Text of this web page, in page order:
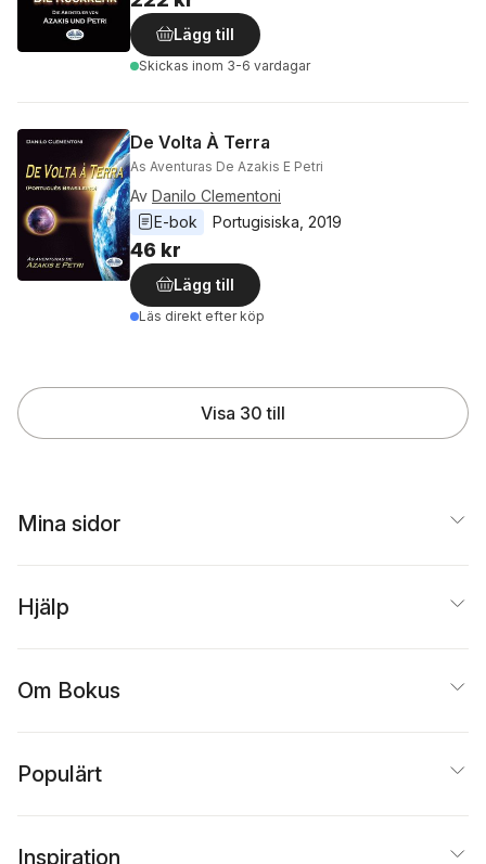
Lägg till
Skickas inom 3-6 vardagar
De Volta À Terra
As Aventuras De Azakis E Petri
Av Danilo Clementoni
E-bok
Portugisiska 2019
46 kr
Lägg till
Läs direkt efter köp
Visa 30 till
Mina sidor
Hjälp
Om Bokus
Populärt
Inspiration